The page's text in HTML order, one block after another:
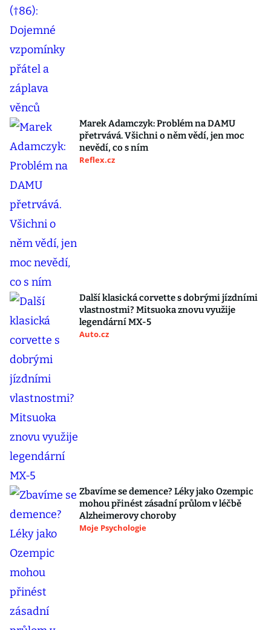
Marek Adamczyk: Problém na DAMU
přetrvává. Všichni o něm vědí, jen moc
nevědí, co s ním
Reflex.cz
Další klasická corvette s dobrými jízdními
vlastnostmi? Mitsuoka znovu využije
legendární MX-5
Auto.cz
Zbavíme se demence? Léky jako Ozempic
mohou přinést zásadní průlom v léčbě
Alzheimerovy choroby
Moje Psychologie